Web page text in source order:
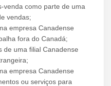
venda como parte de uma
vendas;
empresa Canadense
fora do Canadá;
de uma filial Canadense
empresa Canadense
ou serviços para